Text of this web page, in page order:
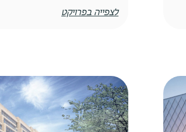
לצפייה בפרויקט